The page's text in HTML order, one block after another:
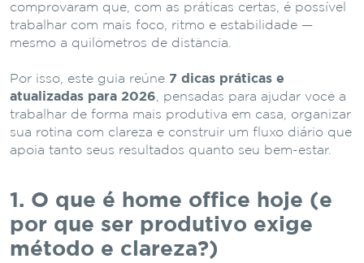
comprovaram que, com as práticas certas, é possível
trabalhar com mais foco, ritmo e estabilidade —
mesmo a quilômetros de distância.
Por isso, este guia reúne 7 dicas práticas e
atualizadas para 2026 , pensadas para ajudar você a
trabalhar de forma mais produtiva em casa, organizar
sua rotina com clareza e construir um fluxo diário que
apoia tanto seus resultados quanto seu bem-estar.
1. O que é home office hoje (e
por que ser produtivo exige
método e clareza?)